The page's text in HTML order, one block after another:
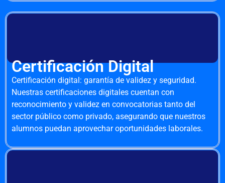
Certificación Digital
Certificación digital: garantía de validez y seguridad.
Nuestras certificaciones digitales cuentan con
reconocimiento y validez en convocatorias tanto del
sector público como privado, asegurando que nuestros
alumnos puedan aprovechar oportunidades laborales.